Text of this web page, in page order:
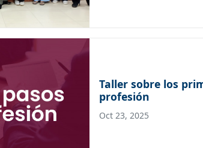
Taller sobre los
profesión
Oct 23, 2025